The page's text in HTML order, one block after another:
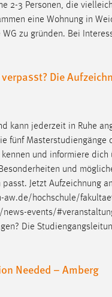
2-3 Personen, die
eine Wohnung in
zu gründen. Bei
Die
kann jederzeit in Ruhe
fünf Masterstudiengänge
kennen und informiere dich
und
Jetzt Aufzeichnung
aw.de/hochschule/
news-events/
Die
Needed – Amberg
MIBEW_UserID,
5e9dbeb1811c0446
um die Chatfunktion nutzen zu
mibew-chat-frame-style-
= Sitzungslaufzeit,
= 1 Jahr
be_lastLoginProvider